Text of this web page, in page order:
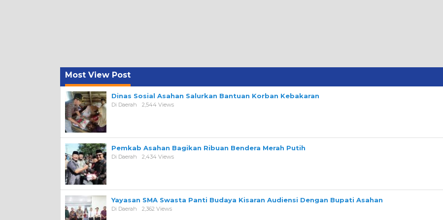
Most View Post
Dinas Sosial Asahan Salurkan Bantuan Korban Kebakaran
Di Daerah 2,544 Views
Pemkab Asahan Bagikan Ribuan Bendera Merah Putih
Di Daerah 2,434 Views
Yayasan SMA Swasta Panti Budaya Kisaran Audiensi Dengan Bupati Asahan
Di Daerah 2,362 Views